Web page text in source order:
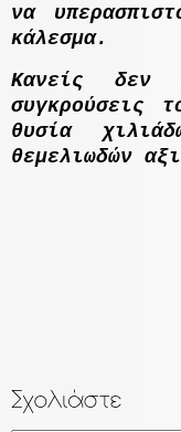
να
κάλεσµα.
Κανείς δεν
συγκρούσεις
θυσία
θεµελιωδών